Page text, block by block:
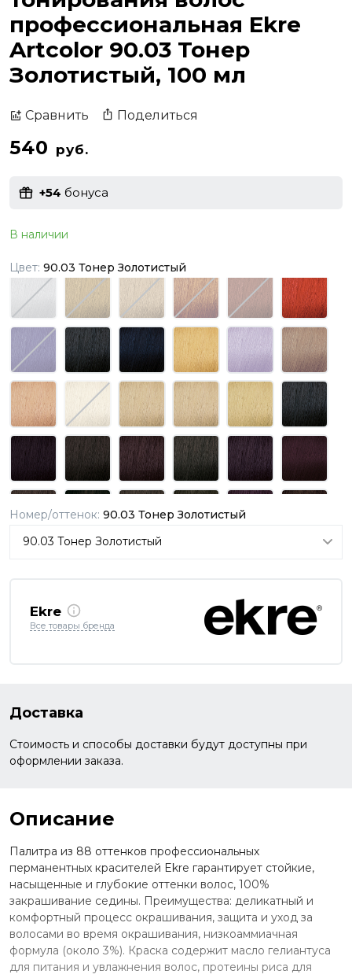
профессиональная Ekre
Artcolor 90.03 Тонер
Золотистый, 100 мл
Сравнить Поделиться
540 руб.
+54 бонуса
В наличии
Цвет: 90.03 Тонер Золотистый
Номер/оттенок: 90.03 Тонер Золотистый
Ekre
Все товары бренда
Доставка
Стоимость и способы доставки будут доступны при
оформлении заказа.
Описание
Палитра из 88 оттенков профессиональных
перманентных красителей Ekre гарантирует стойкие,
насыщенные и глубокие оттенки волос, 100%
закрашивание седины. Преимущества: деликатный и
комфортный процесс окрашивания, защита и уход за
волосами во время окрашивания, низкоаммиачная
формула (около 3%). Краска содержит масло гелиантуса
для питания и увлажнения волос, протеины риса для